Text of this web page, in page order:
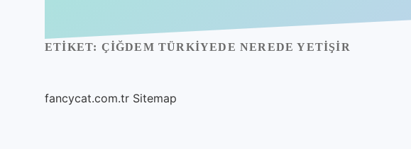
ETIKET: ÇIĞDEM TÜRKIYEDE NEREDE YETIŞIR
fancycat.com.tr Sitemap